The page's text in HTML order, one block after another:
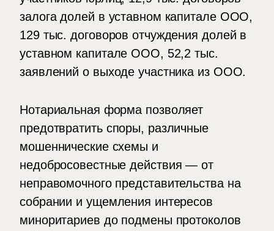
залога долей в уставном капитале ООО,
129 тыс. договоров отчуждения долей в
уставном капитале ООО, 52,2 тыс.
заявлений о выходе участника из ООО.
Нотариальная форма позволяет
предотвратить споры, различные
мошеннические схемы и
недобросовестные действия — от
неправомочного представительства на
собрании и ущемления интересов
миноритариев до подмены протоколов